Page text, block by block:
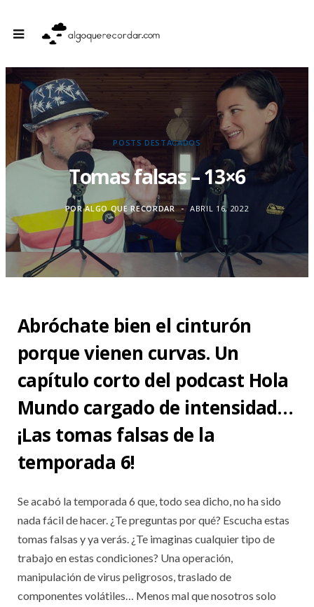
POSTS DESTACADOS
Tomas falsas – 13×6
PORALGO QUE RECORDAR ABRIL 16, 2022
Abróchate bien el cinturón
porque vienen curvas. Un
capítulo corto del podcast Hola
Mundo cargado de intensidad…
¡Las tomas falsas de la
temporada 6!
Se acabó la temporada 6 que, todo sea dicho, no ha sido
nada fácil de hacer. ¿Te preguntas por qué? Escucha estas
tomas falsas y ya verás. ¿Te imaginas cualquier tipo de
trabajo en estas condiciones? Una operación,
manipulación de virus peligrosos, traslado de
componentes volátiles… Menos mal que nosotros solo